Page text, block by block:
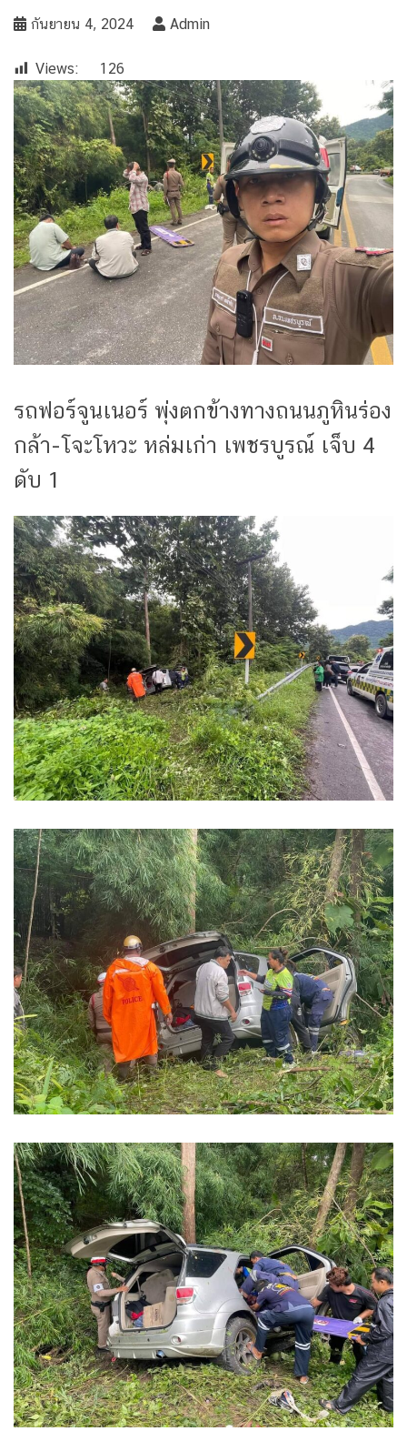
กันยายน 4, 2024 Admin
Views: 126
รถฟอร์จูนเนอร์ พุ่งตกข้างทางถนนภูหินร่อง
กล้า-โจะโหวะ หล่มเก่า เพชรบูรณ์ เจ็บ 4
ดับ 1